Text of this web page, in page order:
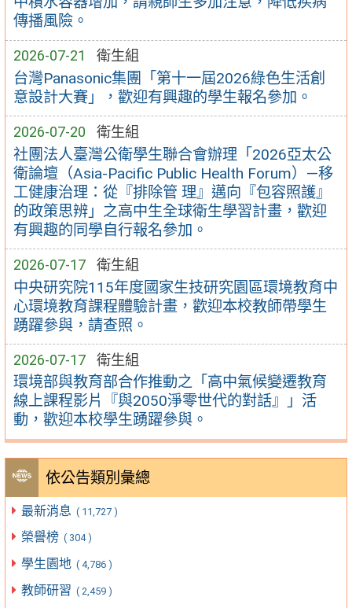
傳播風險。
2026-07-21 衛生組
台灣Panasonic集團「第十一屆2026綠色生活創
意設計大賽」，歡迎有興趣的學生報名參加。
2026-07-20 衛生組
社團法人臺灣公衛學生聯合會辦理「2026亞太公
衛論壇（Asia-Pacific Public Health Forum）—移
工健康治理：從『排除管 理』邁向『包容照護』
的政策思辨」之高中生全球衛生學習計畫，歡迎
有興趣的同學自行報名參加。
2026-07-17 衛生組
中央研究院115年度國家生技研究園區環境教育中
心環境教育課程體驗計畫，歡迎本校教師帶學生
踴躍參與，請查照。
2026-07-17 衛生組
環境部與教育部合作推動之「高中氣候變遷教育
線上課程影片『與2050淨零世代的對話』」活
動，歡迎本校學生踴躍參與。
依公告類別彙總
最新消息 ( 11,727 )
榮譽榜 ( 304 )
學生園地 ( 4,786 )
教師研習 ( 2,459 )